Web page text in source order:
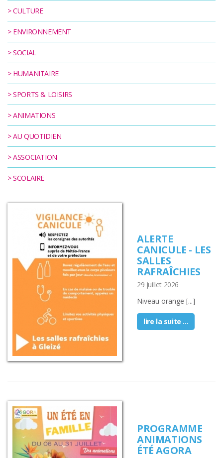
RÉGLEMENTAIRES
KIOSQUE
AGENDA
ACTUS
>CULTURE
> ENVIRONNEMENT
>SOCIAL
> HUMANITAIRE
>SPORTS & LOISIRS
>ANIMATIONS
>AU QUOTIDIEN
>ASSOCIATION
>SCOLAIRE
ALERTE
CANICULE - LES
SALLES
RAFRAÎCHIES
29 juillet 2026
Niveau orange [...]
lire la suite ...
PROGRAMME
ANIMATIONS
ÉTÉ AGORA